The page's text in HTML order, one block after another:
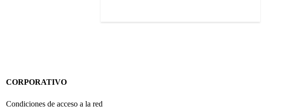
CORPORATIVO
Condiciones de acceso a la red